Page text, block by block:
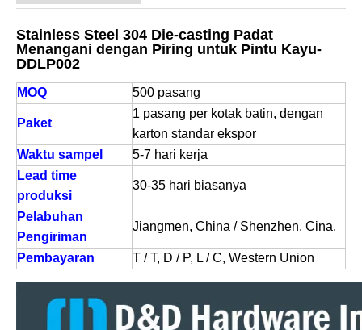
Stainless Steel 304 Die-casting Padat
Menangani dengan Piring untuk Pintu Kayu-
DDLP002
MOQ 500 pasang
Paket
1 pasang per kotak batin, dengan
karton standar ekspor
Waktu sampel
5-7 hari kerja
Lead time
produksi
30-35 hari biasanya
Pelabuhan
Pengiriman
Jiangmen, China / Shenzhen, Cina.
Pembayaran T / T, D / P, L / C, Western Union